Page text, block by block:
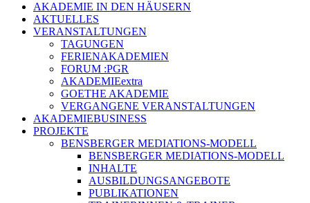
AKADEMIE IN DEN HÄUSERN
AKTUELLES
VERANSTALTUNGEN
TAGUNGEN
FERIENAKADEMIEN
FORUM :PGR
AKADEMIEextra
GOETHE AKADEMIE
VERGANGENE VERANSTALTUNGEN
AKADEMIEBUSINESS
PROJEKTE
BENSBERGER MEDIATIONS-MODELL
BENSBERGER MEDIATIONS-MODELL
INHALTE
AUSBILDUNGSANGEBOTE
PUBLIKATIONEN